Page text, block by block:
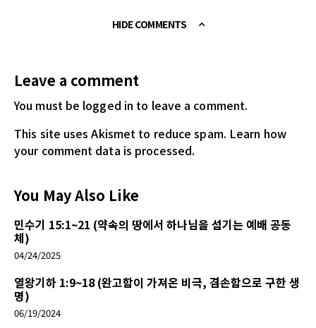
HIDE COMMENTS
Leave a comment
You must be logged in to leave a comment.
This site uses Akismet to reduce spam. Learn how
your comment data is processed.
You May Also Like
민수기 15:1~21 (약속의 땅에서 하나님을 섬기는 예배 공동
체)
04/24/2025
열왕기하 1:9~18 (완고함이 가져온 비극, 겸손함으로 구한 생
명)
06/19/2024